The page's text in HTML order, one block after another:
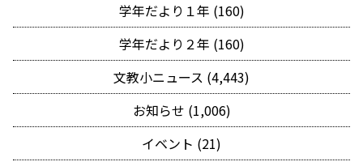
学年だより１年 (160)
学年だより２年 (160)
文教小ニュース (4,443)
お知らせ (1,006)
イベント (21)